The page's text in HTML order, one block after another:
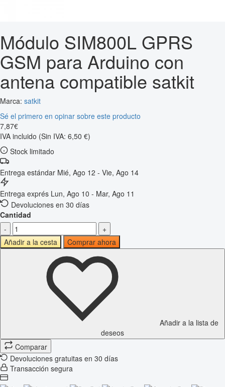
Módulo SIM800L GPRS
GSM para Arduino con
antena compatible satkit
Marca: satkit
Sé el primero en opinar sobre este producto
7,87€
IVA incluido (Sin IVA: 6,50 €)
Stock limitado
Entrega estándar Mié, Ago 12 - Vie, Ago 14
Entrega exprés Lun, Ago 10 - Mar, Ago 11
Devoluciones en 30 días
Cantidad
-
+
Añadir a la cesta
Comprar ahora
Añadir a la lista de
deseos
Comparar
Devoluciones gratuitas en 30 días
Transacción segura